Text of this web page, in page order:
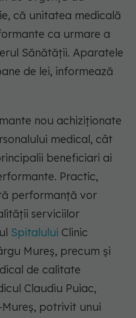
că unitatea medicală
ca urmare a
Sănătăţii. Aparatele
de lei, informează
nou achiziţionate
medical, cât
beneficiari ai
Practic,
performanţă vor
serviciilor
Spitalului Clinic
Mureş, precum şi
de calitate
Claudiu Puiac,
potrivit unui